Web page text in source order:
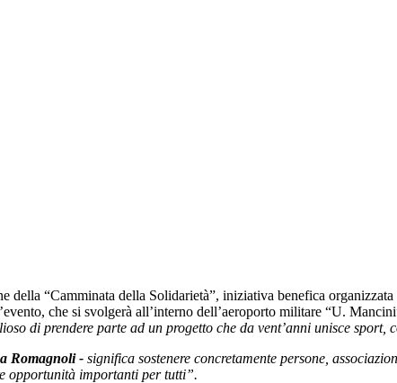
della “Camminata della Solidarietà”, iniziativa benefica
che si svolgerà all’interno dell’aeroporto militare “U.
di prendere parte ad un progetto che da vent’anni unisce sport,
Romagnoli - significa sostenere concretamente persone,
opportunità importanti per tutti”.